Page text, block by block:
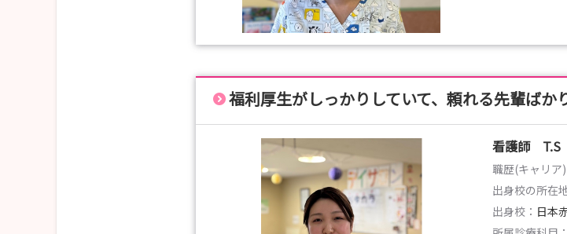
福利厚生がしっかりしていて、頼れる先輩ばか
看護師 T.S
職歴(キャリア)
出身校の所在
出身校： 日本